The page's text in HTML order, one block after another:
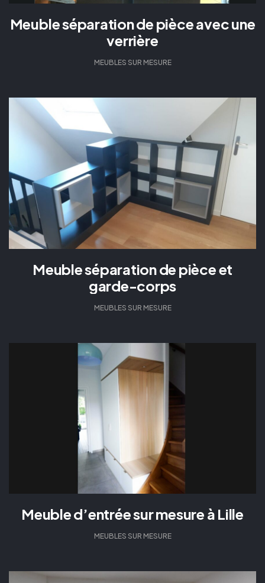
Meuble séparation de pièce avec une
verrière
MEUBLES SUR MESURE
Meuble séparation de pièce et
garde-corps
MEUBLES SUR MESURE
Meuble d’entrée sur mesure à Lille
MEUBLES SUR MESURE